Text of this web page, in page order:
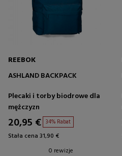
REEBOK
ASHLAND BACKPACK
Plecaki i torby biodrowe dla
mężczyzn
20,95 € 34% Rabat
Stała cena 31,90 €
0 rewizje